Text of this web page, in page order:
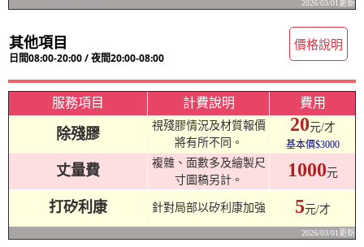
2026/03/01更新
其他項目
日間08:00-20:00 / 夜間20:00-08:00
價格說明
服務項目 計費說明 費用
除殘膠
視殘膠情況及材質報價
將有所不同。
20元/才
基本價$3000
丈量費
複雜、面數多及繪製尺
寸圖稿另計。
1000元
打矽利康 針對局部以矽利康加強 5元/才
2026/03/01更新